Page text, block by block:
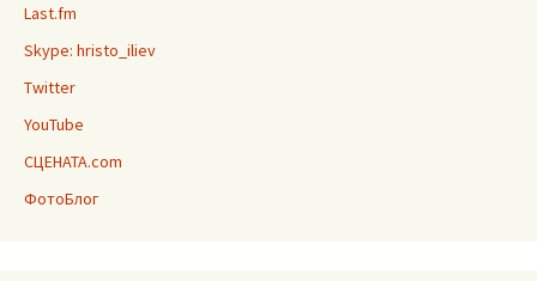
Last.fm
Skype: hristo_iliev
Twitter
YouTube
СЦЕНАТА.com
ФотоБлог